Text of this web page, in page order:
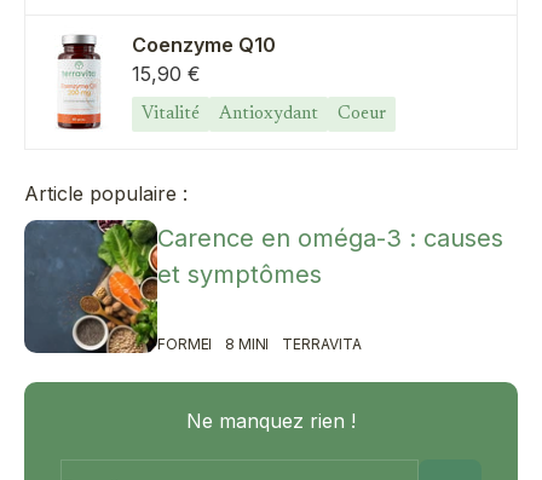
Coenzyme Q10
Prix de vente
15,90 €
Vitalité Antioxydant Coeur
Article populaire :
Carence en oméga-3 : causes
et symptômes
FORME 8 MIN TERRAVITA
Ne manquez rien !